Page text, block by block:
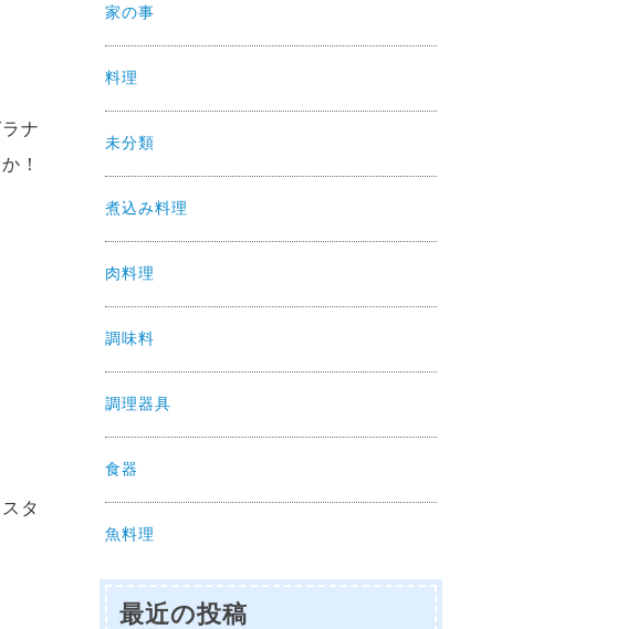
ナ
！
タ
家の事
料理
未分類
煮込み料理
肉料理
調味料
調理器具
食器
魚料理
最近の投稿